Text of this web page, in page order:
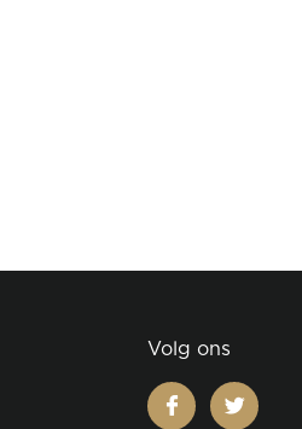
Volg ons
facebooktwitter